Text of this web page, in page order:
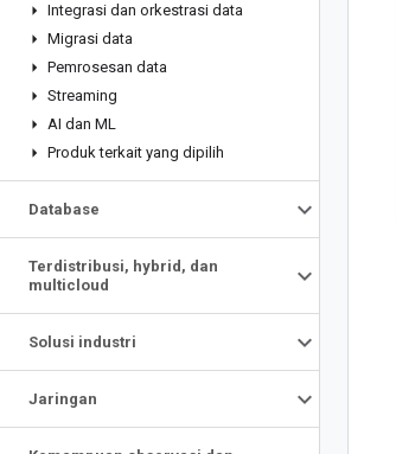
Integrasi dan orkestrasi data
Migrasi data
Pemrosesan data
Streaming
AI dan ML
Produk terkait yang dipilih
Database
Terdistribusi, hybrid , dan
multicloud
Solusi industri
Jaringan